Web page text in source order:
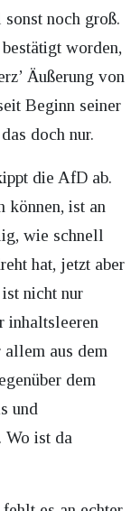
noch groß.
worden,
Äußerung von
Beginn seiner
doch nur.
die AfD ab.
können, ist an
wie schnell
hat, jetzt aber
nicht nur
inhaltsleeren
allem aus dem
dem
und
Wo ist da